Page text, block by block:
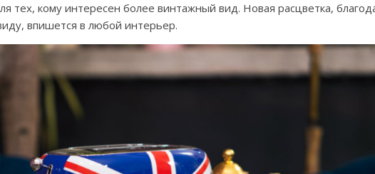
тех, кому интересен более винтажный вид. Новая расцветка,
впишется в любой интерьер.